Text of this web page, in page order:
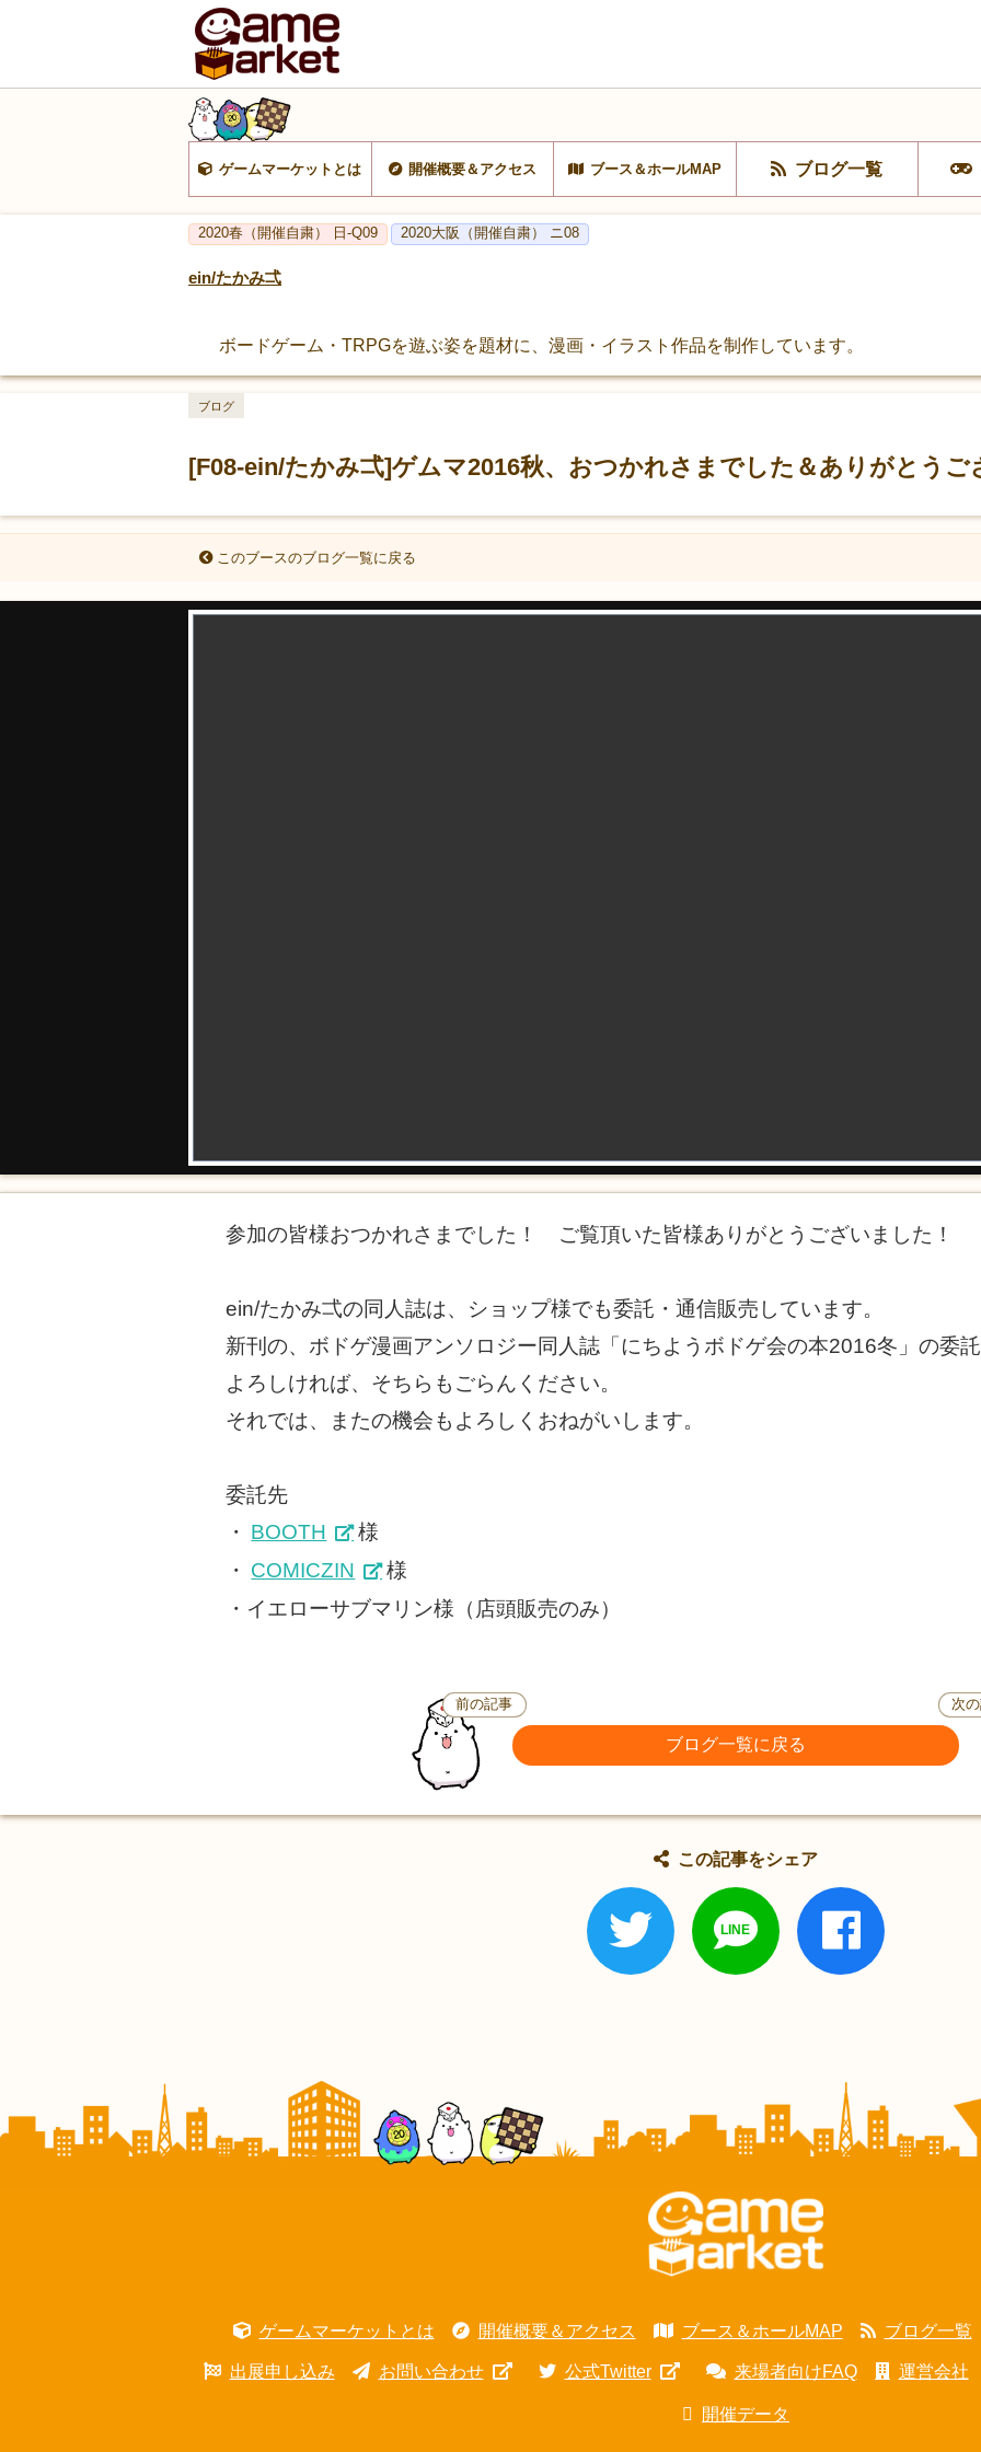
ゲームマーケットとは 開催概要＆アクセス ブース＆ホールMAP ブログ一覧
2020春（開催自粛） 日-Q09 2020大阪（開催自粛） ニ08
ein/たかみ弌
ボードゲーム・TRPGを遊ぶ姿を題材に、漫画・イラスト作品を制作しています。
[F08-ein/たかみ弌]ゲムマ2016秋、おつかれさまでした＆ありがとうご
ブログ
このブースのブログ一覧に戻る
参加の皆様おつかれさまでした！ ご覧頂いた皆様ありがとうございました！
ein/たかみ弌の同人誌は、ショップ様でも委託・通信販売しています。
新刊の、ボドゲ漫画アンソロジー同人誌「にちようボドゲ会の本2016冬」の委
よろしければ、そちらもごらんください。
それでは、またの機会もよろしくおねがいします。
委託先
・ BOOTH
様
・ COMICZIN
様
・イエローサブマリン様（店頭販売のみ）
前の記事
ブログ一覧に戻る
次
この記事をシェア
ゲームマーケットとは 開催概要＆アクセス ブース＆ホールMAP ブログ一覧
出展申し込み お問い合わせ 公式Twitter 来場者向けFAQ 運営会社
開催データ